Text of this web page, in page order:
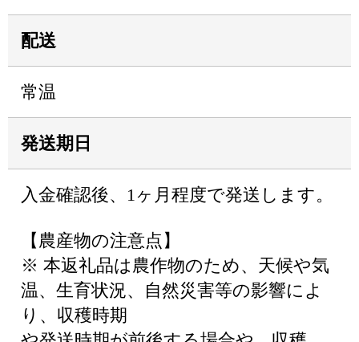
配送
常温
発送期日
入金確認後、1ヶ月程度で発送します。
【農産物の注意点】
※ 本返礼品は農作物のため、天候や気
温、生育状況、自然災害等の影響によ
り、収穫時期